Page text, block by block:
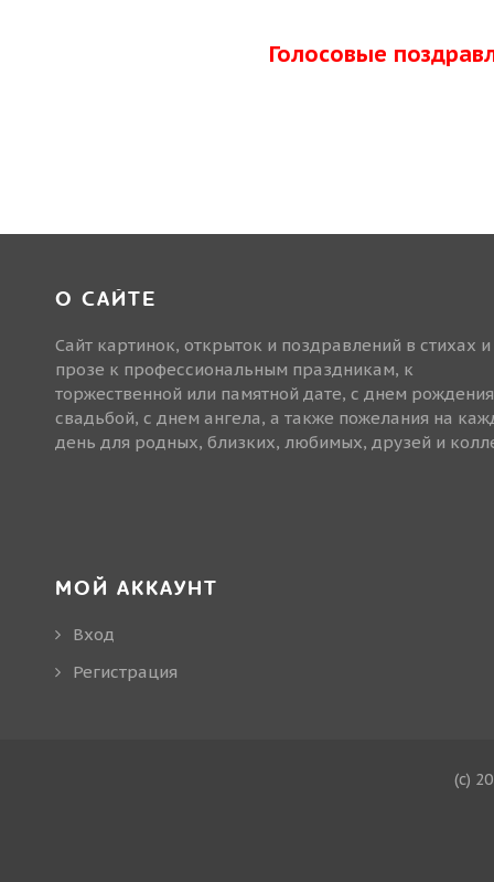
Голосовые
О САЙТЕ
Сайт картинок, открыток и поздравлений в стихах и
прозе к профессиональным праздникам, к
торжественной или памятной дате, с днем
свадьбой, с днем ангела, а также пожелания на
день для родных, близких, любимых, друзей и
МОЙ АККАУНТ
Вход
Регистрация
(c)